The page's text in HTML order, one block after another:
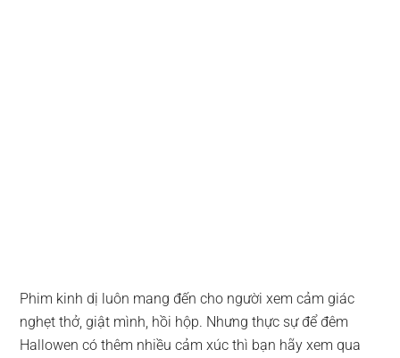
Phim kinh dị luôn mang đến cho người xem cảm giác
nghẹt thở, giật mình, hồi hộp. Nhưng thực sự để đêm
Hallowen có thêm nhiều cảm xúc thì bạn hãy xem qua